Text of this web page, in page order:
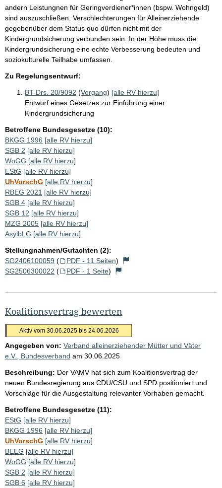
andern Leistungnen für Geringverdiener*innen (bspw. Wohngeld)
sind auszuschließen. Verschlechterungen für Alleinerziehende
gegebenüber dem Status quo dürfen nicht mit der
Kindergrundsicherung verbunden sein. In der Höhe muss die
Kindergrundsicherung eine echte Verbesserung bedeuten und
soziokulturelle Teilhabe umfassen.
Zu Regelungsentwurf:
BT-Drs. 20/9092 (Vorgang) [alle RV hierzu]
Entwurf eines Gesetzes zur Einführung einer
Kindergrundsicherung
Betroffene Bundesgesetze (10):
BKGG 1996 [alle RV hierzu]
SGB 2 [alle RV hierzu]
WoGG [alle RV hierzu]
EStG [alle RV hierzu]
UhVorschG [alle RV hierzu]
RBEG 2021 [alle RV hierzu]
SGB 4 [alle RV hierzu]
SGB 12 [alle RV hierzu]
MZG 2005 [alle RV hierzu]
AsylbLG [alle RV hierzu]
Stellungnahmen/Gutachten (2):
SG2406100059 ( PDF - 11 Seiten)
SG2506300022 ( PDF - 1 Seite)
Koalitionsvertrag bewerten
Aktiv vom 30.06.2025 bis 24.06.2026
Angegeben von: Verband alleinerziehender Mütter und Väter
e.V., Bundesverband am 30.06.2025
Beschreibung: Der VAMV hat sich zum Koalitionsvertrag der
neuen Bundesregierung aus CDU/CSU und SPD positioniert und
Vorschläge für die Ausgestaltung relevanter Vorhaben gemacht.
Betroffene Bundesgesetze (11):
EStG [alle RV hierzu]
BKGG 1996 [alle RV hierzu]
UhVorschG [alle RV hierzu]
BEEG [alle RV hierzu]
WoGG [alle RV hierzu]
SGB 2 [alle RV hierzu]
SGB 6 [alle RV hierzu]